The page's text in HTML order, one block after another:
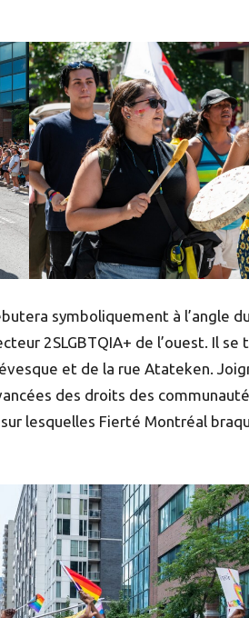
symboliquement à l’angle
2SLGBTQIA+ de l’ouest. Il
et de la rue Atateken.
des droits des
lesquelles Fierté Montréal